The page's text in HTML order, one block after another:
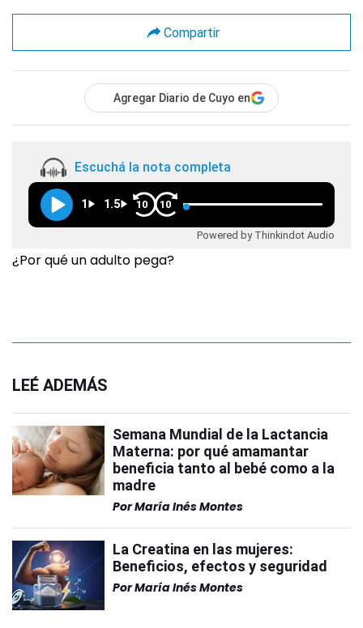
Compartir
Agregar Diario de Cuyo en
Escuchá la nota completa
1 1.5 10 10
Powered by Thinkindot Audio
¿Por qué un adulto pega?
LEÉ ADEMÁS
Semana Mundial de la Lactancia
Materna: por qué amamantar
beneficia tanto al bebé como a la
madre
PorMaría Inés Montes
La Creatina en las mujeres:
Beneficios, efectos y seguridad
PorMaría Inés Montes